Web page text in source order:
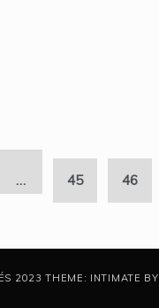
… 45 46
2023 THEME: INTIMATE BY